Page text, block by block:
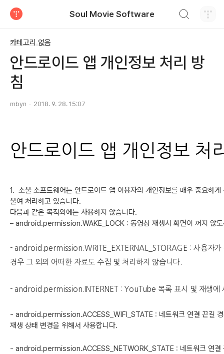
Soul Movie Software
카테고리 없음
안드로이드 앱 개인정보 처리 방
침
mbyn 2018. 9. 28. 15:07
안드로이드 앱 개인정보 처
1. 소울 소프트웨어는 안드로이드 앱 이용자의 개인정보를 매우 중요하
울여 처리하고 있습니다.
다음과 같은 목적외에는 사용하지 않습니다.
– android.permission.WAKE_LOCK : 동영상 재생시 화면이 꺼지 않
- android.permission.WRITE_EXTERNAL_STORAGE : 사용자가
경우
그 외의 어떠한 자료도 수집 및 처리하지 않습니다.
- android.permission.INTERNET : YouTube 목록 표시 및 재생에
- android.permission.ACCESS_WIFI_STATE : 네트워크 연결 끈길
재생 상태 변경을 위해서 사용합니다.
- android.permission.ACCESS_NETWORK_STATE : 네트워크 연